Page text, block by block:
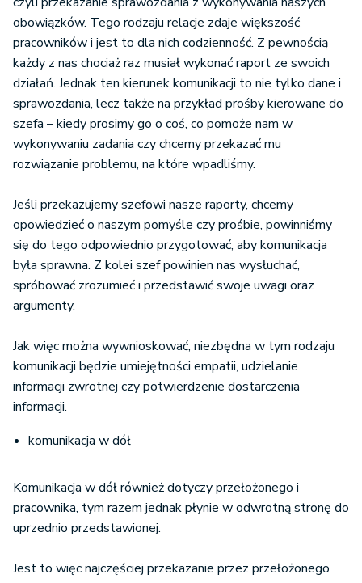
obowiązków. Tego rodzaju relacje zdaje większość
pracowników i jest to dla nich codzienność. Z pewnością
każdy z nas chociaż raz musiał wykonać raport ze swoich
działań. Jednak ten kierunek komunikacji to nie tylko dane i
sprawozdania, lecz także na przykład prośby kierowane do
szefa – kiedy prosimy go o coś, co pomoże nam w
wykonywaniu zadania czy chcemy przekazać mu
rozwiązanie problemu, na które wpadliśmy.
Jeśli przekazujemy szefowi nasze raporty, chcemy
opowiedzieć o naszym pomyśle czy prośbie, powinniśmy
się do tego odpowiednio przygotować, aby komunikacja
była sprawna. Z kolei szef powinien nas wysłuchać,
spróbować zrozumieć i przedstawić swoje uwagi oraz
argumenty.
Jak więc można wywnioskować, niezbędna w tym rodzaju
komunikacji będzie umiejętności empatii, udzielanie
informacji zwrotnej czy potwierdzenie dostarczenia
informacji.
komunikacja w dół
Komunikacja w dół również dotyczy przełożonego i
pracownika, tym razem jednak płynie w odwrotną stronę do
uprzednio przedstawionej.
Jest to więc najczęściej przekazanie przez przełożonego